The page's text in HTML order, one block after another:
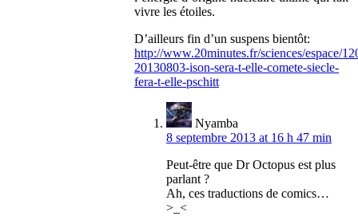
vivre les étoiles.
D’ailleurs fin d’un suspens bientôt:
http://www.20minutes.fr/sciences/espace/
20130803-ison-sera-t-elle-comete-siecle-
fera-t-elle-pschitt
Nyamba
8 septembre 2013 at 16 h 47 min
Peut-être que Dr Octopus est plus
parlant ?
Ah, ces traductions de comics…
>_<